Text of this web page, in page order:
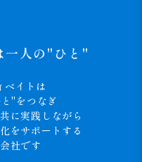
一人の"ひと"
ベイトは
"をつなぎ
に実践しながら
をサポートする
社です